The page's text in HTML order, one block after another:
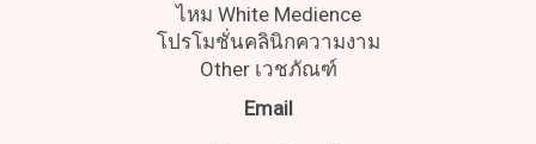
ไหม White Medience
โปรโมชั่นคลินิกความงาม
Other เวชภัณฑ์
Email